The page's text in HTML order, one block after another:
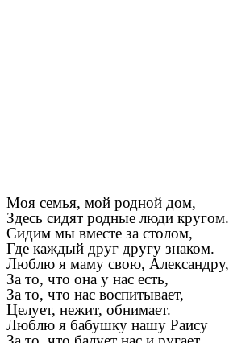
Моя семья, мой родной дом,
Здесь сидят родные люди кругом.
Сидим мы вместе за столом,
Где каждый друг другу знаком.
Люблю я маму свою, Александру,
За то, что она у нас есть,
За то, что нас воспитывает,
Целует, нежит, обнимает.
Люблю я бабушку нашу Раису